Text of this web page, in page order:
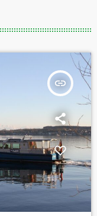
insert_link